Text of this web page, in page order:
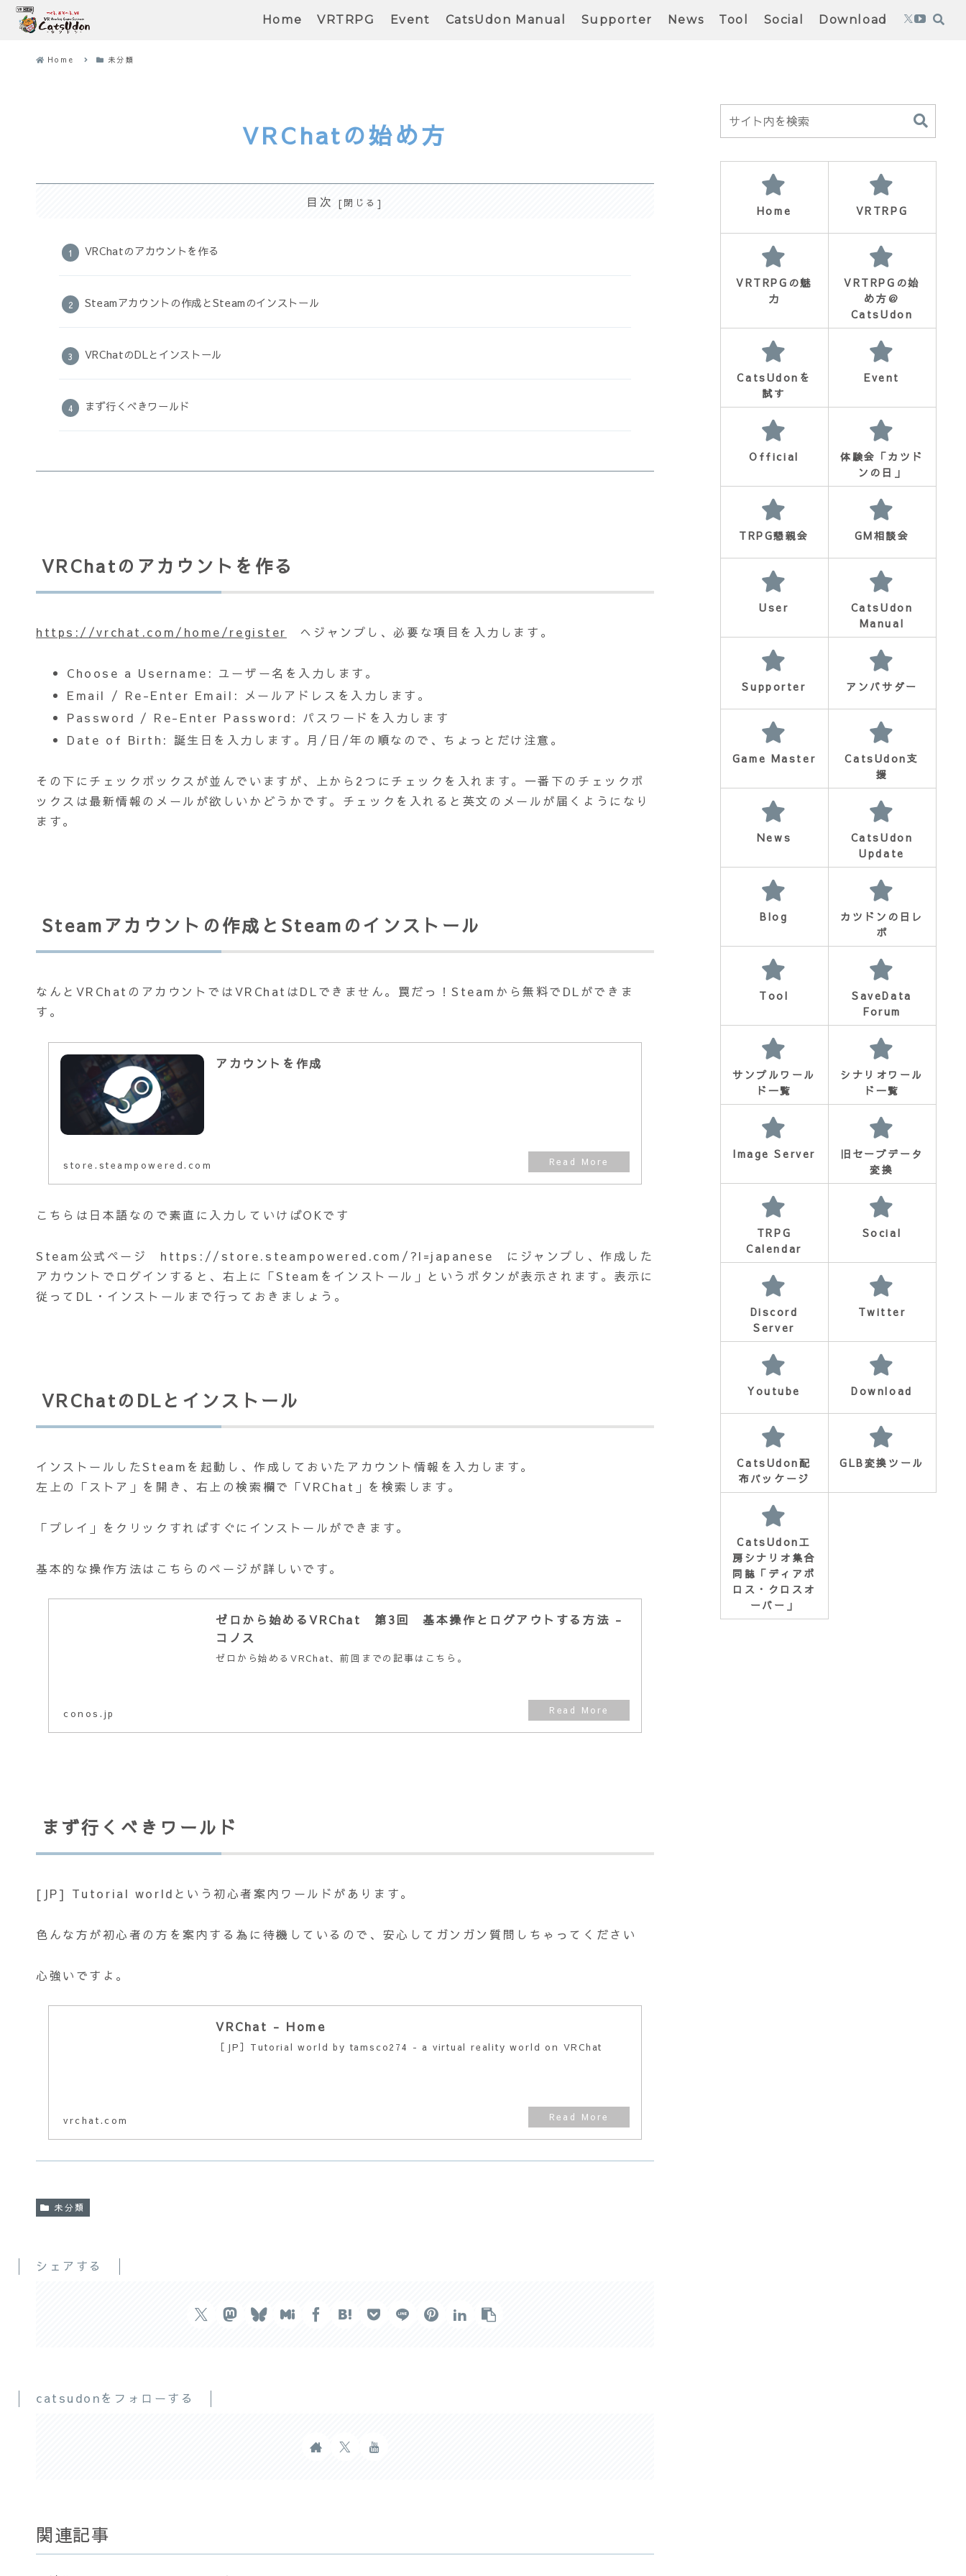
Home VRTRPG Event CatsUdon Manual Supporter News Tool Social Download
Home 未分類
VRChatの始め方
目次
VRChatのアカウントを作る
Steamアカウントの作成とSteamのインストール
VRChatのDLとインストール
まず行くべきワールド
VRChatのアカウントを作る
https://vrchat.com/home/register へジャンプし、必要な項目を入力します。
Choose a Username: ユーザー名を入力します。
Email / Re-Enter Email: メールアドレスを入力します。
Password / Re-Enter Password: パスワードを入力します
Date of Birth: 誕生日を入力します。月/日/年の順なので、ちょっとだけ注意。
その下にチェックボックスが並んでいますが、上から2つにチェックを入れます。一番下のチェックボ
ックスは最新情報のメールが欲しいかどうかです。チェックを入れると英文のメールが届くようになり
ます。
Steamアカウントの作成とSteamのインストール
なんとVRChatのアカウントではVRChatはDLできません。罠だっ！Steamから無料でDLができま
す。
アカウントを作成
store.steampowered.com
こちらは日本語なので素直に入力していけばOKです
Steam公式ページ https://store.steampowered.com/?l=japanese にジャンプし、作成した
アカウントでログインすると、右上に「Steamをインストール」というボタンが表示されます。表示に
従ってDL・インストールまで行っておきましょう。
VRChatのDLとインストール
インストールしたSteamを起動し、作成しておいたアカウント情報を入力します。
左上の「ストア」を開き、右上の検索欄で「VRChat」を検索します。
「プレイ」をクリックすればすぐにインストールができます。
基本的な操作方法はこちらのページが詳しいです。
ゼロから始めるVRChat 第3回 基本操作とログアウトする方法 -
コノス
ゼロから始めるVRChat、前回までの記事はこちら。
conos.jp
まず行くべきワールド
[JP] Tutorial worldという初心者案内ワールドがあります。
色んな方が初心者の方を案内する為に待機しているので、安心してガンガン質問しちゃってください
心強いですよ。
VRChat - Home
［JP］Tutorial world by tamsco274 - a virtual reality world on VRChat
vrchat.com
未分類
シェアする
catsudonをフォローする
関連記事
Home VRTRPG
VRTRPGの魅
力
VRTRPGの始
め方＠
CatsUdon
CatsUdonを
試す
Event
Official
体験会「カツド
ンの日」
TRPG懇親会 GM相談会
User
CatsUdon
Manual
Supporter アンバサダー
Game Master
CatsUdon支
援
News
CatsUdon
Update
Blog
カツドンの日レ
ポ
Tool
SaveData
Forum
サンプルワール
ド一覧
シナリオワール
ド一覧
Image Server
旧セーブデータ
変換
TRPG
Calendar
Social
Discord
Server
Twitter
Youtube Download
CatsUdon配
布パッケージ
GLB変換ツール
CatsUdon工
房シナリオ集合
同誌「ディアボ
ロス・クロスオ
ーバー」